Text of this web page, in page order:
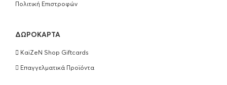
Πολιτική Επιστροφών
ΔΩΡΟΚΆΡΤΑ
KaiZeN Shop Giftcards
Επαγγελματικά Προϊόντα